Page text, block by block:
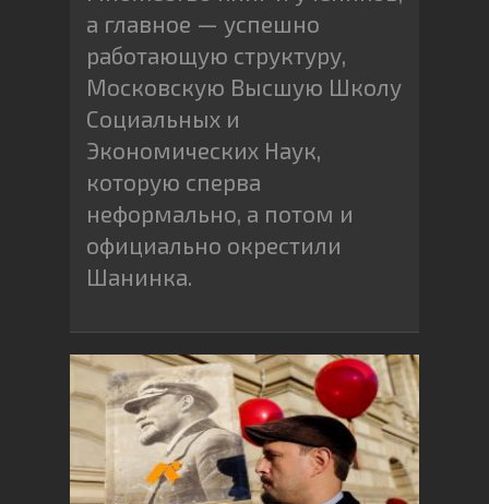
а главное — успешно
работающую структуру,
Московскую Высшую Школу
Социальных и
Экономических Наук,
которую сперва
неформально, а потом и
официально окрестили
Шанинка.